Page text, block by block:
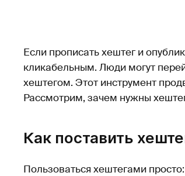
Если прописать хештег и
кликабельным. Люди могут
хештегом. Этот инструмент
Рассмотрим, зачем нужны
Как поставить
Пользоваться хештегами